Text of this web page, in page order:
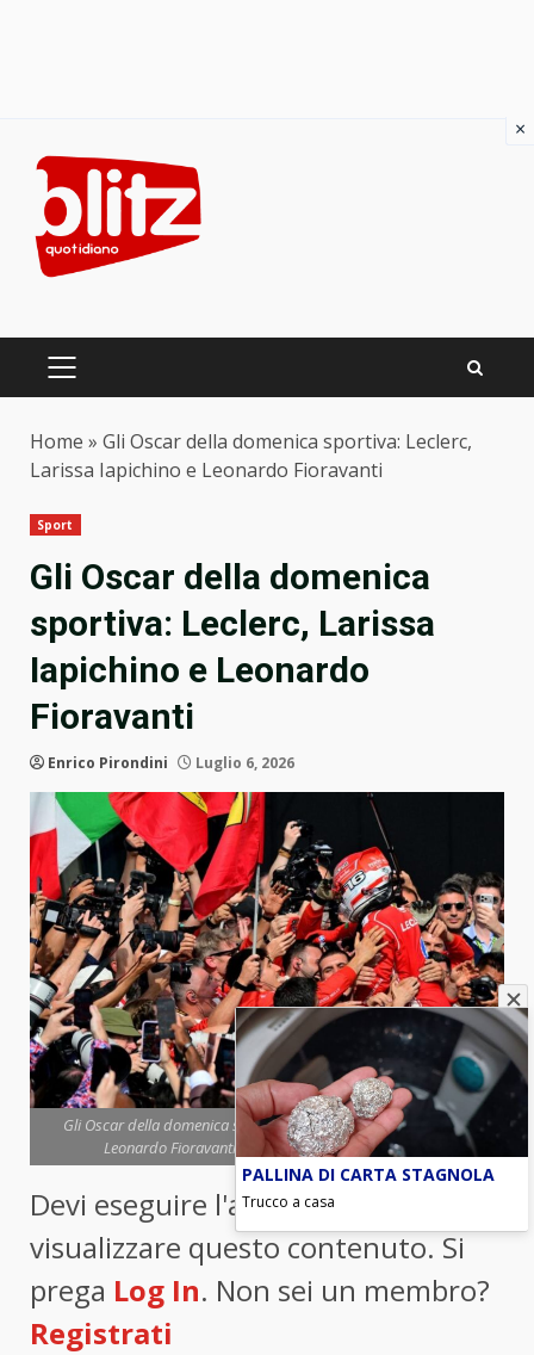
content
PRIMARY
Home » Gli Oscar della domenica sportiva: Leclerc,
Larissa Iapichino e Leonardo Fioravanti
Sport
Gli Oscar della domenica
sportiva: Leclerc, Larissa
Iapichino e Leonardo
Fioravanti
Enrico Pirondini Luglio 6, 2026
Gli Oscar della domenica sportiva: Leclerc, Larissa Iapichino e
Leonardo Fioravanti (foto ANSA) - Blitz quotidiano
Devi eseguire l'accesso per
visualizzare questo contenuto. Si
prega Log In. Non sei un membro?
Registrati
×
PALLINA DI CARTA STAGNOLA
Trucco a casa